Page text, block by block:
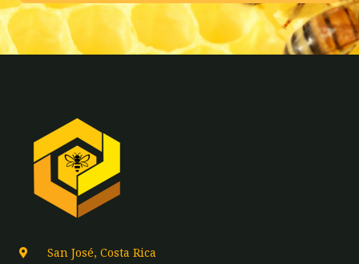
San José, Costa Rica